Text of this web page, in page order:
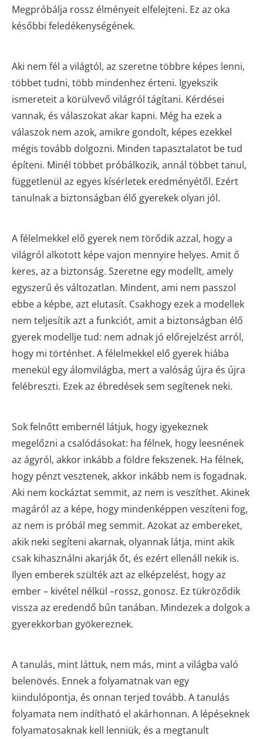
Megpróbálja rossz élményeit elfelejteni. Ez az oka
későbbi feledékenységének.
Aki nem fél a világtól, az szeretne többre képes lenni,
többet tudni, több mindenhez érteni. Igyekszik
ismereteit a körülvevő világról tágítani. Kérdései
vannak, és válaszokat akar kapni. Még ha ezek a
válaszok nem azok, amikre gondolt, képes ezekkel
mégis tovább dolgozni. Minden tapasztalatot be tud
építeni. Minél többet próbálkozik, annál többet tanul,
függetlenül az egyes kísérletek eredményétől. Ezért
tanulnak a biztonságban élő gyerekek olyan jól.
A félelmekkel elő gyerek nem törődik azzal, hogy a
világról alkotott képe vajon mennyire helyes. Amit ő
keres, az a biztonság. Szeretne egy modellt, amely
egyszerű és változatlan. Mindent, ami nem passzol
ebbe a képbe, azt elutasít. Csakhogy ezek a modellek
nem teljesítik azt a funkciót, amit a biztonságban élő
gyerek modellje tud: nem adnak jó előrejelzést arról,
hogy mi történhet. A félelmekkel elő gyerek hiába
menekül egy álomvilágba, mert a valóság újra és újra
felébreszti. Ezek az ébredések sem segítenek neki.
Sok felnőtt embernél látjuk, hogy igyekeznek
megelőzni a csalódásokat: ha félnek, hogy leesnének
az ágyról, akkor inkább a földre fekszenek. Ha félnek,
hogy pénzt vesztenek, akkor inkább nem is fogadnak.
Aki nem kockáztat semmit, az nem is veszíthet. Akinek
magáról az a képe, hogy mindenképpen veszíteni fog,
az nem is próbál meg semmit. Azokat az embereket,
akik neki segíteni akarnak, olyannak látja, mint akik
csak kihasználni akarják őt, és ezért ellenáll nekik is.
Ilyen emberek szülték azt az elképzelést, hogy az
ember – kivétel nélkül –rossz, gonosz. Ez tükröződik
vissza az eredendő bűn tanában. Mindezek a dolgok a
gyerekkorban gyökereznek.
A tanulás, mint láttuk, nem más, mint a világba való
belenövés. Ennek a folyamatnak van egy
kiindulópontja, és onnan terjed tovább. A tanulás
folyamata nem indítható el akárhonnan. A lépéseknek
folyamatosaknak kell lenniük, és a megtanult